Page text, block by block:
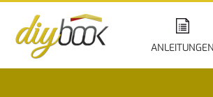
ANLEITUNGEN